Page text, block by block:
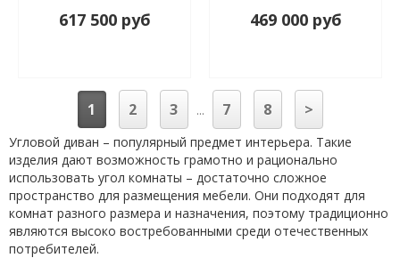
617 500 руб 469 000 руб
1 2 3 ... 7 8 >
Угловой диван – популярный предмет интерьера. Такие
изделия дают возможность грамотно и рационально
использовать угол комнаты – достаточно сложное
пространство для размещения мебели. Они подходят для
комнат разного размера и назначения, поэтому традиционно
являются высоко востребованными среди отечественных
потребителей.